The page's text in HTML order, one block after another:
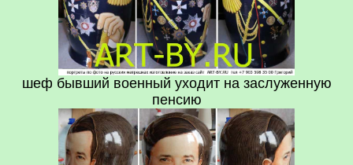
шеф бывший военный уходит на заслуженную
пенсию